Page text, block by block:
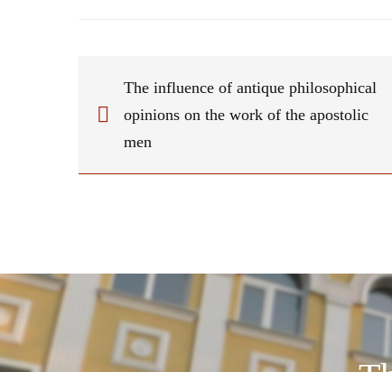
The influence of antique philosophical
opinions on the work of the apostolic
men